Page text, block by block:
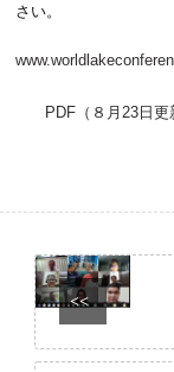
さい。
PDF（８月23日更
<<